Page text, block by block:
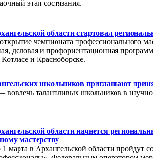
этап состязания.
области стартовал
чемпионата профессионального
деловая и профориентационная
и Красноборске.
школьников приглашают
вовлечь талантливых школьников в
области начнется
мастерству
марта в Архангельской области пройдут